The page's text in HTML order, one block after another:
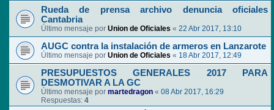
Rueda de prensa archivo denuncia oficiales
Cantabria
Último mensaje por Union de Oficiales « 22 Abr 2017, 13:10
AUGC contra la instalación de armeros en Lanzarote
Último mensaje por Union de Oficiales « 18 Abr 2017, 12:49
PRESUPUESTOS GENERALES 2017 PARA
DESMOTIVAR A LA GC
Último mensaje por martedragon « 08 Abr 2017, 16:29
Respuestas: 4